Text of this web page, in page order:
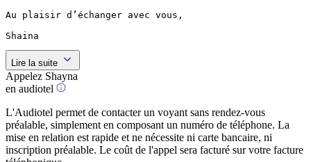
Au plaisir d’échanger avec vous,
Shaina
Lire la suite
Appelez Shayna
en audiotel
L'Audiotel permet de contacter un voyant sans rendez-vous
préalable, simplement en composant un numéro de téléphone. La
mise en relation est rapide et ne nécessite ni carte bancaire, ni
inscription préalable. Le coût de l'appel sera facturé sur votre facture